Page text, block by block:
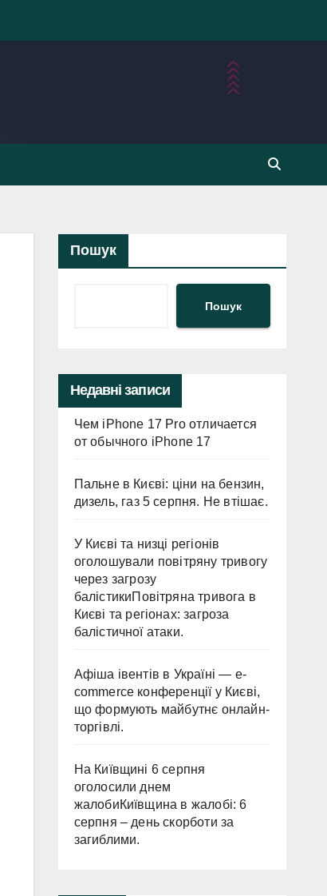
Пошук
Пошук
Недавні записи
Чем iPhone 17 Pro отличается
от обычного iPhone 17
Пальне в Києві: ціни на бензин,
дизель, газ 5 серпня. Не втішає.
У Києві та низці регіонів
оголошували повітряну тривогу
через загрозу
балістикиПовітряна тривога в
Києві та регіонах: загроза
балістичної атаки.
Афіша івентів в Україні — e-
commerce конференції у Києві,
що формують майбутнє онлайн-
торгівлі.
На Київщині 6 серпня
оголосили днем
жалобиКиївщина в жалобі: 6
серпня – день скорботи за
загиблими.